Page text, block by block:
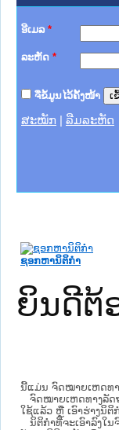
ອີເມລ *
ລະຫັດ *
ຈື່ຂໍ້ມູນໄວ້ຄັ້ງໜ້າ
ສະໝັກ ລືມລະຫັດ
ຊອກຫານິຕິກໍາ
ຍິນດີຕ້
ນີ້ແມ່ນ ຈົດໝາຍເຫດທາ
ຈົດໝາຍເຫດທາງລັດຖ
ໃຊ້ແລ້ວ ຫຼື ເອົາຮ່າງນິ
ນິ​ຕິ​ກຳ​ທີ່​ຈະ​ເອົາ​ລົງ​ໃ